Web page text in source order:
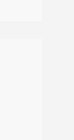
ren cán
xuyên qua
móc ngoạm ở